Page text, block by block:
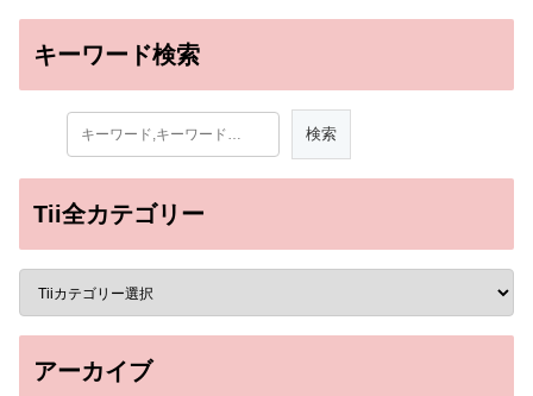
キーワード検索
Tii全カテゴリー
アーカイブ